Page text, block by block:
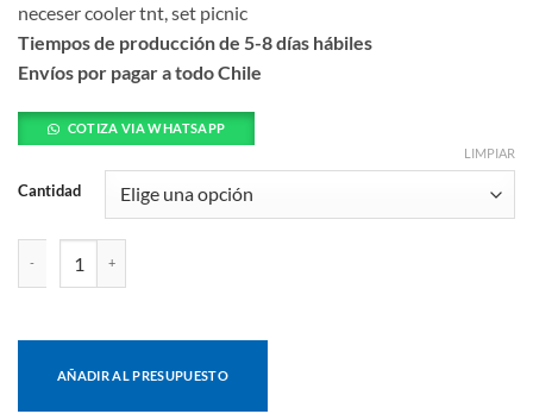
neceser cooler tnt, set picnic
Tiempos de producción de 5-8 días hábiles
Envíos por pagar a todo Chile
COTIZA VIA WHATSAPP
Cantidad
LIMPIAR
AÑADIR AL PRESUPUESTO